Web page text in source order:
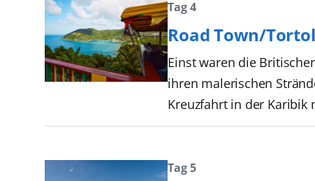
Tag 4
Road Town/
Einst waren die
ihren malerischen
Kreuzfahrt in der Karibik
Tag 5